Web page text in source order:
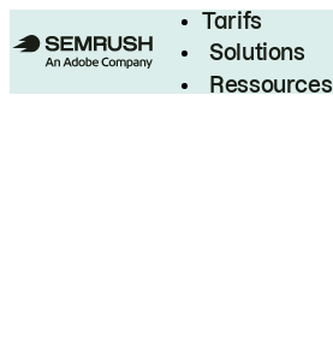
Tarifs
Solutions
Ressources